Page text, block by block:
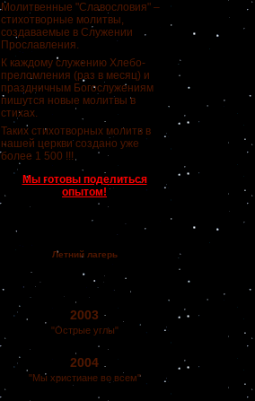
Молитвенные "Славословия" –
стихотворные молитвы,
создаваемые в Служении
Прославления.
К каждому служению Хлебо-
преломления (раз в месяц) и
праздничным Богослужениям
пишутся новые молитвы в
стихах.
Таких стихотворных молитв в
нашей церкви создано уже
более 1 500 !!!
Мы готовы поделиться
опытом!
Летний лагерь
2003
"Острые углы"
2004
"Мы христиане во всем"